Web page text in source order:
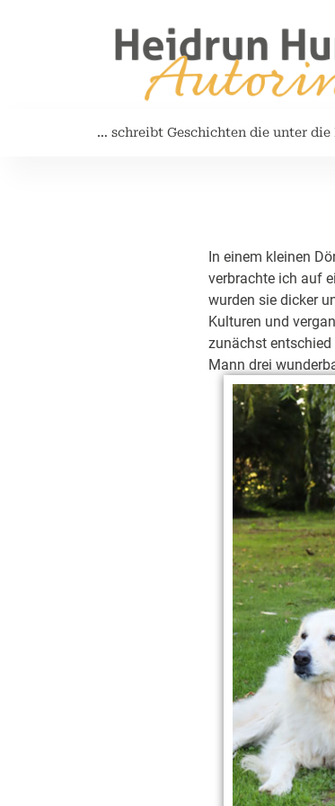
… schreibt Geschichten die unter die
In einem kleinen
verbrachte ich auf
wurden sie dicker
Kulturen und
zunächst
Mann drei